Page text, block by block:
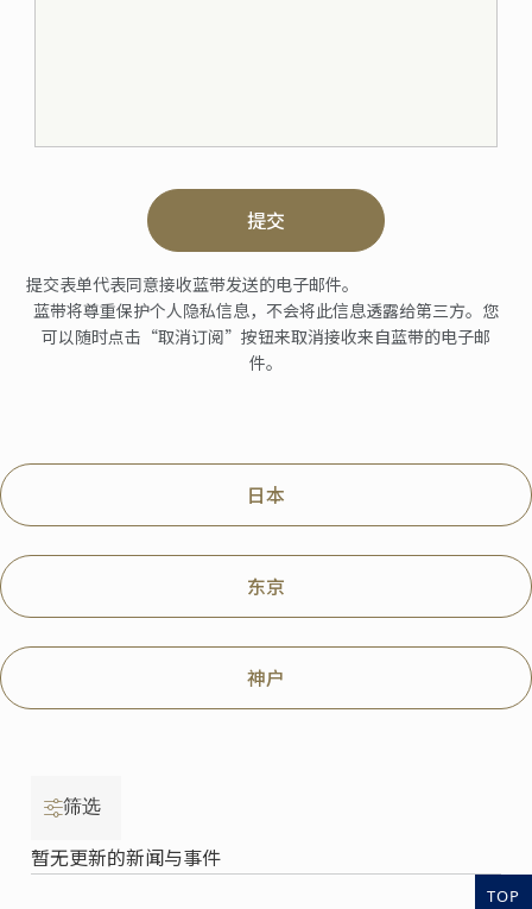
提交
提交表单代表同意接收蓝带发送的电子邮件。
蓝带将尊重保护个人隐私信息，不会将此信息透露给第三方。您
可以随时点击“取消订阅”按钮来取消接收来自蓝带的电子邮
件。
日本
东京
神户
筛选
暂无更新的新闻与事件
TOP